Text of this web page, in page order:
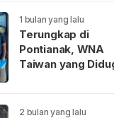
1 bulan yang lalu
Terungkap di
Pontianak, WNA
Taiwan yang
Dideportasi
2 bulan yang lalu